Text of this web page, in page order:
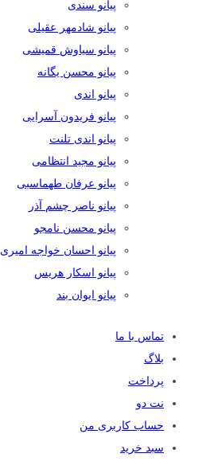
پیانو سندی
پیانو شادمهر عقیلی
پیانو سیاوش قمیشی
پیانو محسن یگانه
پیانو اندی
پیانو فریدون آسرایی
پیانو اندی تلنت
پیانو مجید انتظامی
پیانو عرفان طهماسبی
پیانو ناصر چشم آذر
پیانو محسن نامجو
پیانو احسان خواجه امیری
پیانو اسکار هریس
پیانو ایوان بند
تماس با ما
بلاگ
پرداخت
نت دو
حساب کاربری من
سبد خرید